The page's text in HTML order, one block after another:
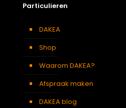
Particulieren
DAKEA
Shop
Waarom DAKEA?
Afspraak maken
DAKEA blog